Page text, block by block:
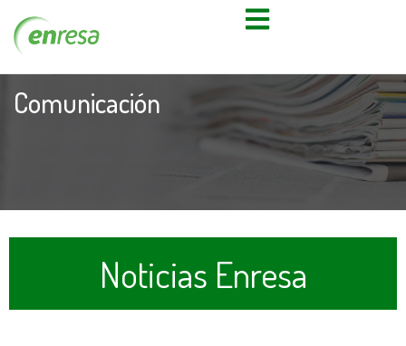
Comunicación
Noticias Enresa